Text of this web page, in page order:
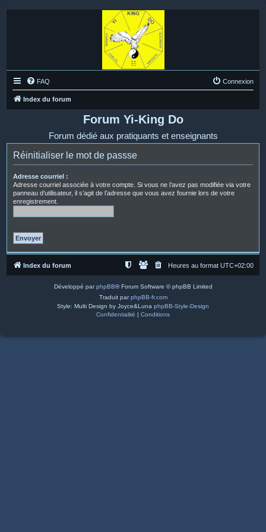
FAQ Connexion
Index du forum
Forum Yi-King Do
Forum dédié aux pratiquants et enseignants
Réinitialiser le mot de passse
Adresse courriel :
Adresse courriel associée à votre compte. Si vous ne l’avez pas modifiée via votre
panneau d’utilisateur, il s’agit de l’adresse que vous avez fournie lors de votre
enregistrement.
Index du forum Heures au format UTC+02:00
Développé parphpBB® Forum Software © phpBB Limited
Traduit parphpBB-fr.com
Style: Multi Design by Joyce&Luna phpBB-Style-Design
Confidentialité | Conditions